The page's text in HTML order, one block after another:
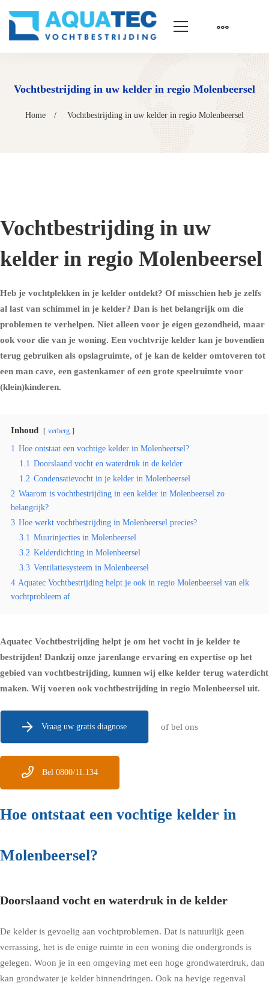
Vochtbestrijding in uw kelder in regio Molenbeersel
Home Vochtbestrijding in uw kelder in regio Molenbeersel
Vochtbestrijding in uw
kelder in regio Molenbeersel
Heb je vochtplekken in je kelder ontdekt? Of misschien heb je zelfs
al last van schimmel in je kelder? Dan is het belangrijk om die
problemen te verhelpen. Niet alleen voor je eigen gezondheid, maar
ook voor die van je woning. Een vochtvrije kelder kan je bovendien
terug gebruiken als opslagruimte, of je kan de kelder omtoveren tot
een man cave, een gastenkamer of een grote speelruimte voor
(klein)kinderen.
Inhoud verberg
1 Hoe ontstaat een vochtige kelder in Molenbeersel?
1.1 Doorslaand vocht en waterdruk in de kelder
1.2 Condensatievocht in je kelder in Molenbeersel
2 Waarom is vochtbestrijding in een kelder in Molenbeersel zo
belangrijk?
3 Hoe werkt vochtbestrijding in Molenbeersel precies?
3.1 Muurinjecties in Molenbeersel
3.2 Kelderdichting in Molenbeersel
3.3 Ventilatiesysteem in Molenbeersel
4 Aquatec Vochtbestrijding helpt je ook in regio Molenbeersel van elk
vochtprobleem af
Aquatec Vochtbestrijding helpt je om het vocht in je kelder te
bestrijden! Dankzij onze jarenlange ervaring en expertise op het
gebied van vochtbestrijding, kunnen wij elke kelder terug waterdicht
maken. Wij voeren ook vochtbestrijding in regio Molenbeersel uit.
Vraag uw gratis diagnose of bel ons
Bel 0800/11.134
Hoe ontstaat een vochtige kelder in
Molenbeersel?
Doorslaand vocht en waterdruk in de kelder
De kelder is gevoelig aan vochtproblemen. Dat is natuurlijk geen
verrassing, het is de enige ruimte in een woning die ondergronds is
gelegen. Woon je in een omgeving met een hoge grondwaterdruk, dan
kan grondwater je kelder binnendringen. Ook na hevige regenval